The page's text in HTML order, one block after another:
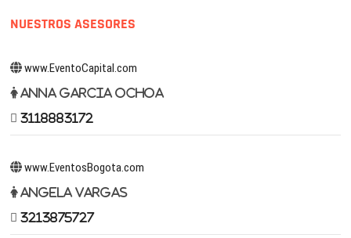
NUESTROS ASESORES
www.EventoCapital.com
Anna Garcia Ochoa
3118883172
www.EventosBogota.com
Angela Vargas
3213875727